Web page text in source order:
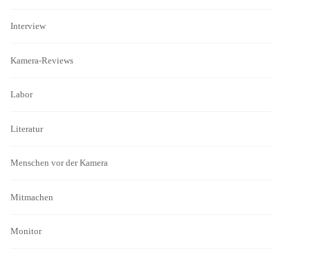
Interview
Kamera-Reviews
Labor
Literatur
Menschen vor der Kamera
Mitmachen
Monitor